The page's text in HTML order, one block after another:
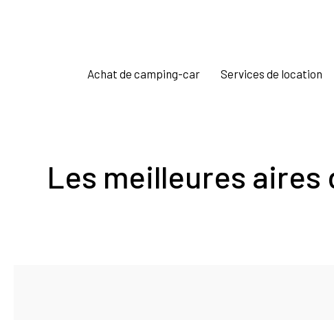
Achat de camping-car Services de location
Les meilleures